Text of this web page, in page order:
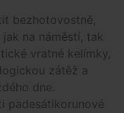
bezhotovostně,
na náměstí, tak
vratné kelímky,
zátěž a
dne.
padesátikorunové